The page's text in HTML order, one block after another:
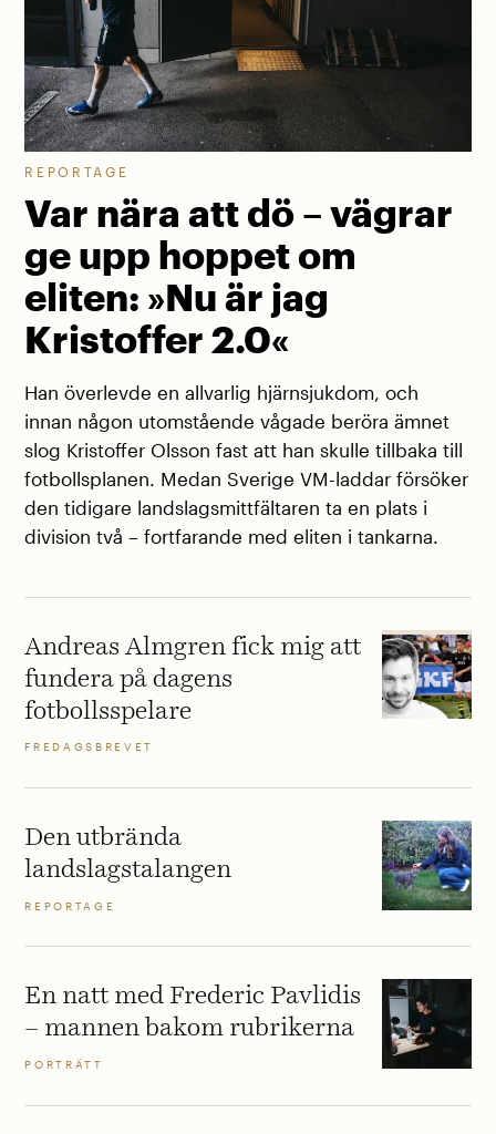
REPORTAGE
Var nära att dö – vägrar
ge upp hoppet om
eliten: »Nu är jag
Kristoffer 2.0«
Han överlevde en allvarlig hjärnsjukdom, och
innan någon utomstående vågade beröra ämnet
slog Kristoffer Olsson fast att han skulle tillbaka till
fotbollsplanen. Medan Sverige VM-laddar försöker
den tidigare landslagsmittfältaren ta en plats i
division två – fortfarande med eliten i tankarna.
Andreas Almgren fick mig att
fundera på dagens
fotbollsspelare
FREDAGSBREVET
Den utbrända
landslagstalangen
REPORTAGE
En natt med Frederic Pavlidis
– mannen bakom rubrikerna
PORTRÄTT